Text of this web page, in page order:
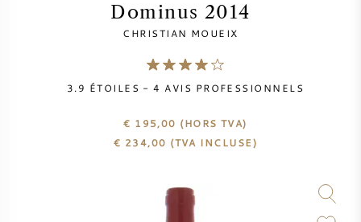
NOUVEAUTÉS
PRODUCTEUR DE VIN
VENTE DE WHISKY
Dominus 2014
CHRISTIAN MOUEIX
3.9 ÉTOILES -4 AVIS PROFESSIONNELS
€ 195,00 (HORS TVA)
€ 234,00 (TVA INCLUSE)